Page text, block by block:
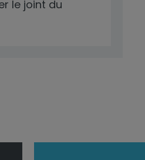
le joint du